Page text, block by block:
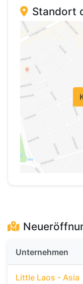
Standort
Unternehmen
Little Laos - Asia